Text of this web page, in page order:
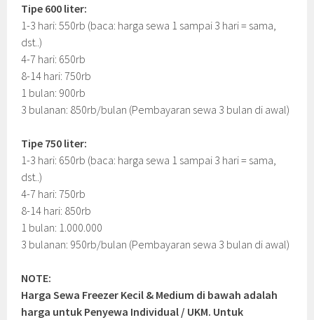
Tipe 600 liter:
1-3 hari: 550rb (baca: harga sewa 1 sampai 3 hari = sama,
dst..)
4-7 hari: 650rb
8-14 hari: 750rb
1 bulan: 900rb
3 bulanan: 850rb/bulan (Pembayaran sewa 3 bulan di awal)
Tipe 750 liter:
1-3 hari: 650rb (baca: harga sewa 1 sampai 3 hari = sama,
dst..)
4-7 hari: 750rb
8-14 hari: 850rb
1 bulan: 1.000.000
3 bulanan: 950rb/bulan (Pembayaran sewa 3 bulan di awal)
NOTE:
Harga Sewa Freezer Kecil & Medium di bawah adalah
harga untuk Penyewa Individual / UKM. Untuk